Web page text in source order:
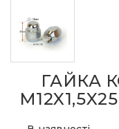
ГАЙКА